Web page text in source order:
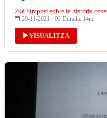
20è Simposi sobre la història
20-11-2021 · Durada: 14m
VISUALITZA